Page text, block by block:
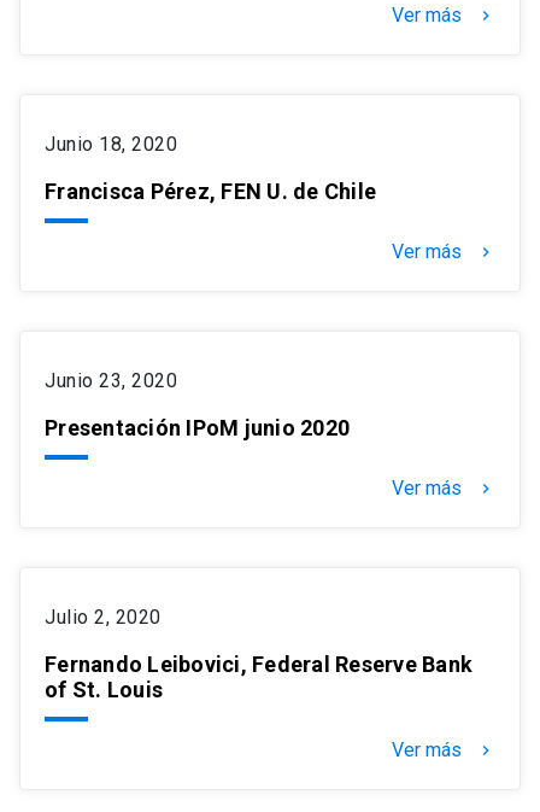
Ver más keyboard_arrow_right
Junio 18, 2020
Francisca Pérez, FEN U. de Chile
Ver más keyboard_arrow_right
Junio 23, 2020
Presentación IPoM junio 2020
Ver más keyboard_arrow_right
Julio 2, 2020
Fernando Leibovici, Federal Reserve Bank
of St. Louis
Ver más keyboard_arrow_right